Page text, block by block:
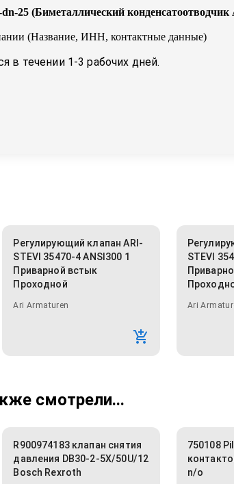
dn-25 (Биметаллический
(Название, ИНН, контактные данные)
в течении 1-3 рабочих дней.
Регулирующий клапан ARI-
STEVI 35470-4 ANSI300 1
Приварной встык
Проходной
Ari Armaturen
STEVI
Ari
смотрели...
R900974183 клапан снятия
давления DB30-2-5X/50U/12
Bosch Rexroth
750108
n/o